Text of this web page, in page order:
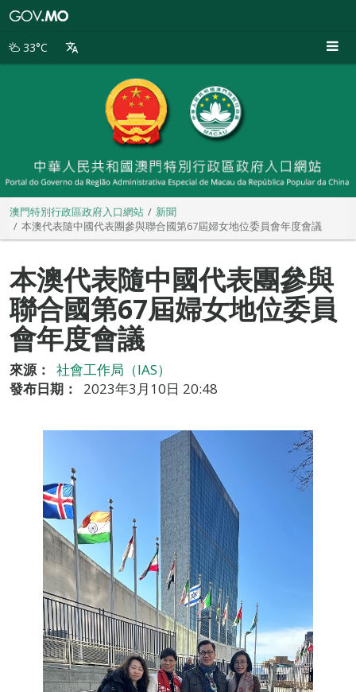
別
33°C
澳門特別行政區政府入口網站
新聞
本澳代表隨中國代表團參與聯合國第67屆婦女地位委員會年度會議
本澳代表隨中國代表團參與
聯合國第67屆婦女地位委員
會年度會議
來源：
社會工作局（IAS）
發布日期：
2023年3月10日 20:48